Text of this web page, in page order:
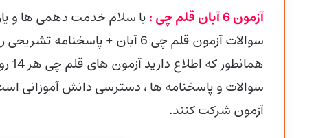
آزمون 6 آبان قلم چی : با سلام خدمت دهمی ها و
سوالات آزمون قلم چی 6 آبان + پاسخنامه تشریحی را قرار داده ایم.
سوالات و پاسخنامه ها ، دسترسی دانش آموزانی است
آزمون شرکت کنند.